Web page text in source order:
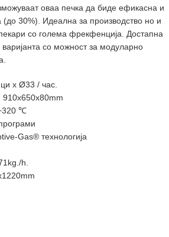
оваа печка да биде ефикасна и
30%). Идеална за производство но и
со голема фрекфенција. Достапна
варијанта со можност за модуларно
x Ø33 / час.
910x650x80mm
℃
Gas® технологија
h.